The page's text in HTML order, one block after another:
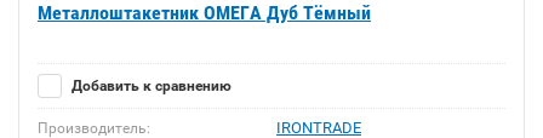
Металлоштакетник ОМЕГА Дуб Тёмный
Добавить к сравнению
Производитель: IRONTRADE